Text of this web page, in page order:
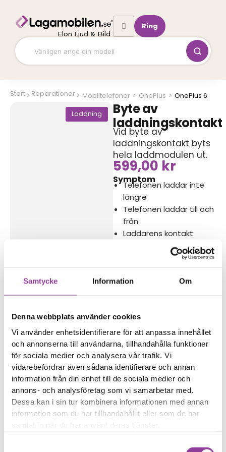
Samtycke Information Om
Denna webbplats använder cookies
Vi använder enhetsidentifierare för att anpassa innehållet
och annonserna till användarna, tillhandahålla funktioner
för sociala medier och analysera vår trafik. Vi
vidarebefordrar även sådana identifierare och annan
information från din enhet till de sociala medier och
annons- och analysföretag som vi samarbetar med.
Dessa kan i sin tur kombinera informationen med annan
information som du har tillhandahållit eller som de har
innehåll
Elon Ljud & Bild
Ring
Start Reparationer Mobiltelefoner > OnePlus > OnePlus 6
Laddning
Byte av
laddningskontakt
Vid byte av
laddningskontakt byts
hela laddmodulen ut.
599,00 kr
Symptom
Telefonen laddar inte
längre
Telefonen laddar till och
från
Laddarens kontakt
glappar från telefonen
minuter
Fler reparationer för samma
modell
Data Recovery799,00kr
Vattenskadebehandling 499,00kr
Felsökning299,00kr